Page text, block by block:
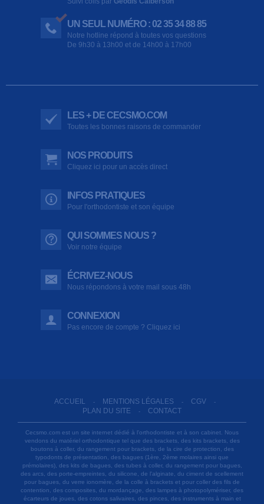
UN SEUL NUMÉRO : 02 35 34 88 85
Notre hotline répond à toutes vos questions
De 9h30 à 13h00 et de 14h00 à 17h00
LES + DE CECSMO.COM
Toutes les bonnes raisons de commander
NOS PRODUITS
Cliquez ici pour un accès direct
INFOS PRATIQUES
Pour l'orthodontiste et son équipe
QUI SOMMES NOUS ?
Voir notre équipe
ÉCRIVEZ-NOUS
Nous répondons à votre mail sous 48h
CONNEXION
Pas encore de compte ? Cliquez ici
ACCUEIL - MENTIONS LÉGALES - CGV -
PLAN DU SITE - CONTACT
Cecsmo.com est un site internet dédié à l'orthodontiste et à son cabinet. Nous
vendons du matériel orthodontique tel que des brackets, des kits brackets, des
boutons à coller, du rangement pour brackets, de la cire de protection, des
typodonts de présentation, des bagues (1ère, 2ème molaires ainsi que
prémolaires), des kits de bagues, des tubes à coller, du rangement pour bagues,
des arcs, des porte-empreintes, du silicone, de l'alginate, du ciment de scellement
pour bagues, du verre ionomère, de la colle à brackets et pour coller des fils de
contention, des composites, du mordançage, des lampes à photopolymériser, des
écarteurs de joues, des cotons salivaires, des pinces, des instruments à main et